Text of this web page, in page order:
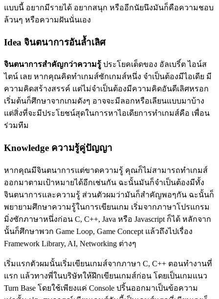
แบบนี้ อยากมีรายได้ อยากสนุก หรืออีกนัยนึงมันก็คือความชอบ
ล้วนๆ หรือความฝันนั่นเอง
Idea จินตนาการอันล้ำเลิศ
จินตนาการสำคัญกว่าความรู้ ประโยคเด็ดของ อัลเบริ์ต ไอน์ส
ไตน์ เลย หากคุณคิดทำเกมส์ซักเกมส์หนึ่ง จำเป็นต้องมีไอเดีย มี
ความคิดสร้างสรรค์ แต่ไม่จำเป็นต้องมีความคิดอันดีเลิศหรอก
เริ่มต้นก็ศึกษาจากเกมดังๆ อาจจะมีลอกหรือเลียนแบบมาบ้าง
แต่สิ่งที่จะมีประโยชน์สุดในการหาไอเดียการทำเกมส์คือ เพื่อน
ร่วมทีม
Knowledge ความรู้คู่ปัญญา
หากคุณมีจินตนาการแต่ขาดความรู้ คุณก็ไม่สามารถทำเกมส์
ออกมาตามเป้าหมายได้อีกเช่นกัน ฉะนั้นมันก็จำเป็นต้องมีทั้ง
จินตนาการและความรู้ ส่วนตัวผมว่ามันก็สำคัญพอๆกัน ฉะนั้นก็
พยายามศึกษาความรู้ในการเขียนเกม เริ่มจากภาษาโปรแกรม
มิ่งซักภาษาหนึ่งก่อน C, C++, Java หรือ Javascript ก็ได้ หลักจาก
นั้นก็ศึกษาพวก Game Loop, Game Concept แล้วถึงไปเรื่อง
Framework Library, AI, Networking ต่างๆ
เริ่มแรกตัวผมนั้นเริ่มเขียนเกมส์จากภาษา C, C++ ตอนทำงานที่
แรก แล้วทางพี่ในบริษัทให้ฝึกเขียนเกมส์ก่อน โดยเป็นเกมแนว
Turn Base โดยใช้เพียงแค่ Console ปริ้นออกมาเป็นข้อความ